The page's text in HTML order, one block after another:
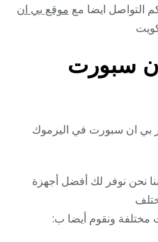
التواصل ايضا مع موقع بي ان
سبورت
بي ان سبورت في اليرموك
نحن نوفر لك أفضل أجهزة
مختلفة ونقوم أيضا ب: